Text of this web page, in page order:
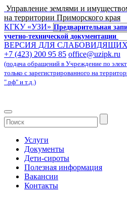
Управление землями и
на территории Приморского края
КГКУ «УЗИ» Предварительная
учетно-технической документации
ВЕРСИЯ ДЛЯ СЛАБОВИДЯЩИХ
+7 (423) 200 95 85 office@uzipk.ru
(подача обращений в Учреждение по
только с зарегистрированного на
".рф" и т.д.)
Услуги
Документы
Дети-сироты
Полезная информация
Вакансии
Контакты